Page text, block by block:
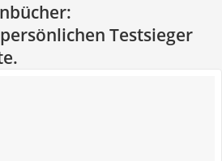
Testsieger